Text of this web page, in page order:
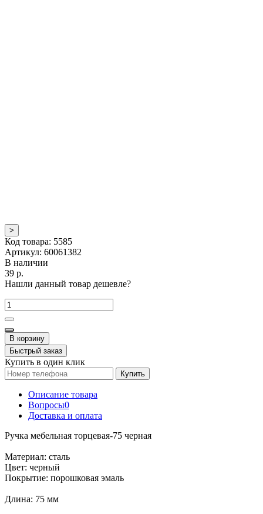
>
Код товара: 5585
Артикул: 60061382
В наличии
39 р.
Нашли данный товар дешевле?
В корзину
Быстрый заказ
Купить в один клик
Купить
Описание товара
Вопросы0
Доставка и оплата
Ручка мебельная торцевая-75 черная
Материал: сталь
Цвет: черный
Покрытие: порошковая эмаль
Длина: 75 мм